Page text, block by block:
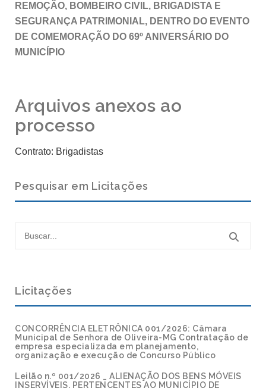
REMOÇÃO, BOMBEIRO CIVIL, BRIGADISTA E
SEGURANÇA PATRIMONIAL, DENTRO DO EVENTO
DE COMEMORAÇÃO DO 69º ANIVERSÁRIO DO
MUNICÍPIO
Arquivos anexos ao
processo
Contrato: Brigadistas
Pesquisar em Licitações
Licitações
CONCORRÊNCIA ELETRÔNICA 001/2026: Câmara
Municipal de Senhora de Oliveira-MG Contratação de
empresa especializada em planejamento,
organização e execução de Concurso Público
Leilão n.º 001/2026 _ ALIENAÇÃO DOS BENS MÓVEIS
INSERVÍVEIS, PERTENCENTES AO MUNICÍPIO DE